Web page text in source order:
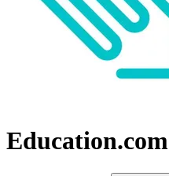
Education.com